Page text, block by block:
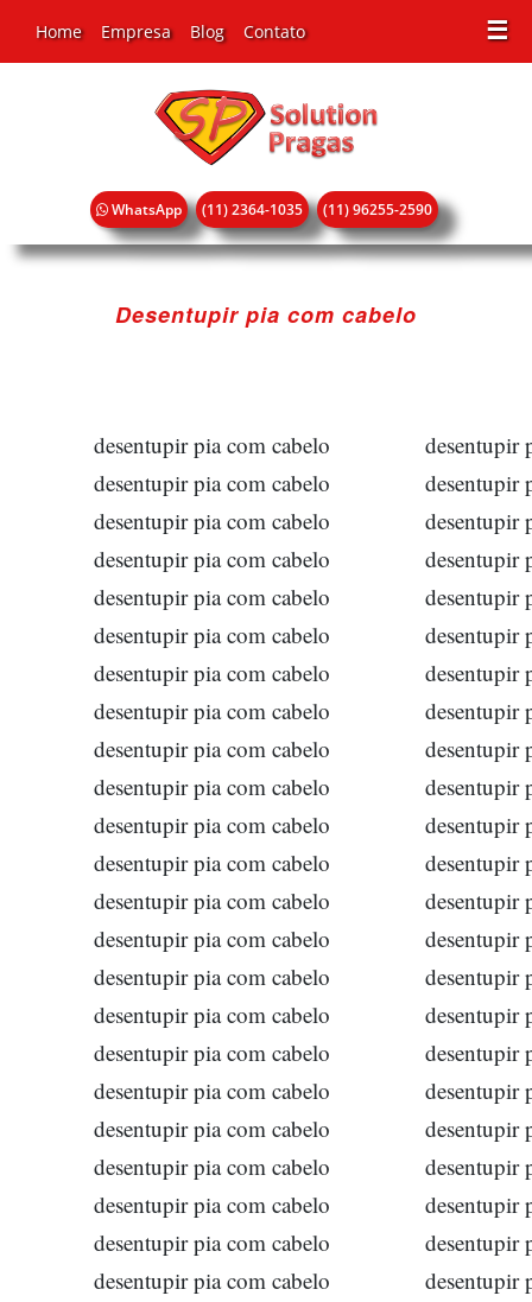
☰
Home Empresa Blog Contato
WhatsApp (11) 2364-1035 (11) 96255-2590
Desentupir pia com cabelo
desentupir pia com cabelo
desentupir
desentupir pia com cabelo
desentupir
desentupir pia com cabelo
desentupir
desentupir pia com cabelo
desentupir
desentupir pia com cabelo
desentupir
desentupir pia com cabelo
desentupir
desentupir pia com cabelo
desentupir
desentupir pia com cabelo
desentupir
desentupir pia com cabelo
desentupir
desentupir pia com cabelo
desentupir
desentupir pia com cabelo
desentupir
desentupir pia com cabelo
desentupir
desentupir pia com cabelo
desentupir
desentupir pia com cabelo
desentupir
desentupir pia com cabelo
desentupir
desentupir pia com cabelo
desentupir
desentupir pia com cabelo
desentupir
desentupir pia com cabelo
desentupir
desentupir pia com cabelo
desentupir
desentupir pia com cabelo
desentupir
desentupir pia com cabelo
desentupir
desentupir pia com cabelo
desentupir
desentupir pia com cabelo
desentupir